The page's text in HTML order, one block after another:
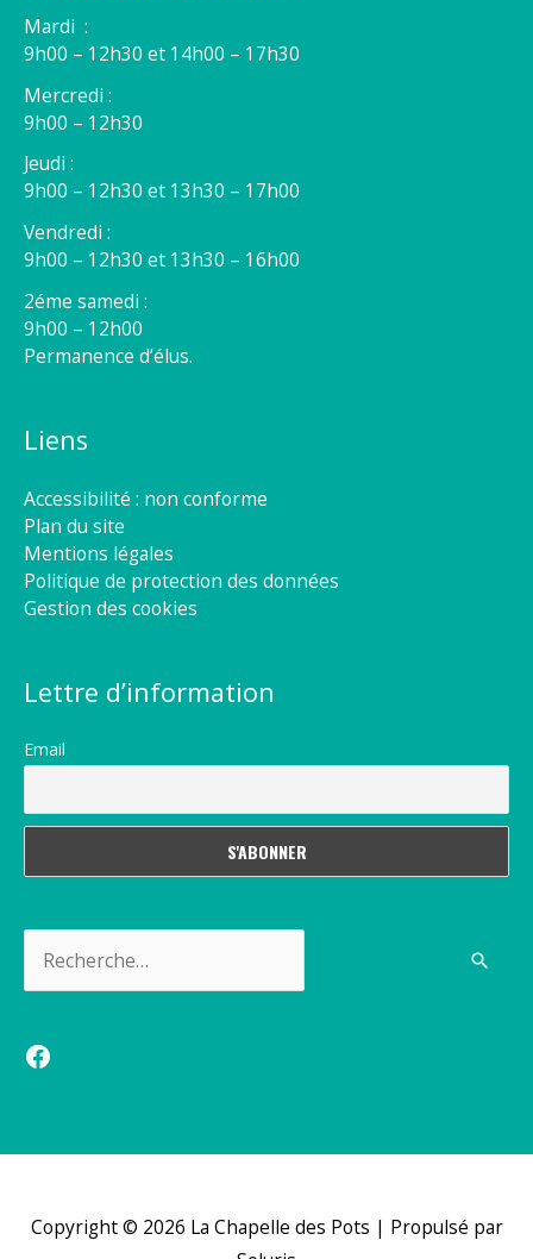
Mardi :
9h00 – 12h30 et 14h00 – 17h30
Mercredi :
9h00 – 12h30
Jeudi :
9h00 – 12h30 et 13h30 – 17h00
Vendredi :
9h00 – 12h30 et 13h30 – 16h00
2éme samedi :
9h00 – 12h00
Permanence d’élus.
Liens
Accessibilité : non conforme
Plan du site
Mentions légales
Politique de protection des données
Gestion des cookies
Lettre d’information
Email
Facebook
Copyright © 2026 La Chapelle des Pots | Propulsé par